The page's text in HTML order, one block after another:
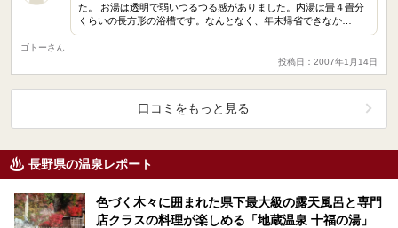
た。 お湯は透明で弱いつるつる感がありました。内湯は畳４畳分
くらいの長方形の浴槽です。なんとなく、年末帰省できなか…
ゴトーさん
投稿日：2007年1月14日
口コミをもっと見る
長野県の温泉レポート
色づく木々に囲まれた県下最大級の露天風呂と専門
店クラスの料理が楽しめる「地蔵温泉 十福の湯」